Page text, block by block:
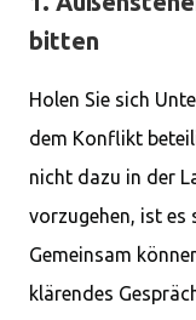
bitten
Holen Sie sich
dem Konflikt
nicht dazu in der
vorzugehen, ist es
Gemeinsam
klärendes